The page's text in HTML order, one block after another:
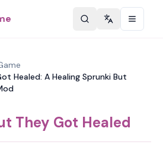
Change
Healed: A Healing Sprunki But
They Got Healed